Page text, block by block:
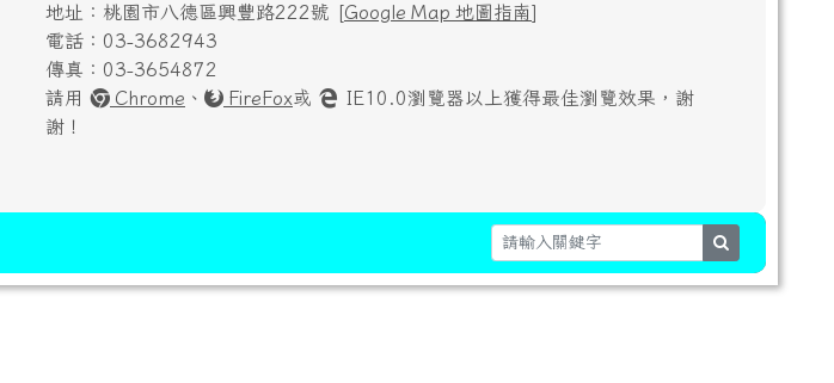
地址：桃園市八德區興豐路222號 [Google Map 地圖指南]
電話：03-3682943
傳真：03-3654872
請用
Chrome 、 FireFox或
IE10.0瀏覽器以上獲得最佳瀏覽效果，謝
謝！